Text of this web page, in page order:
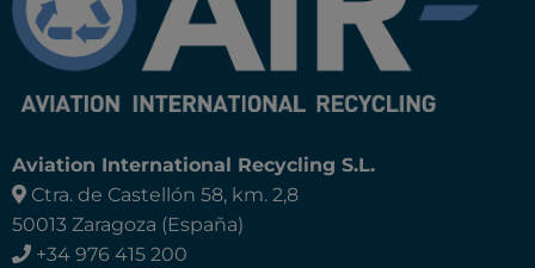
Aviation International Recycling S.L.
Ctra. de Castellón 58, km. 2,8
50013 Zaragoza (España)
+34 976 415 200